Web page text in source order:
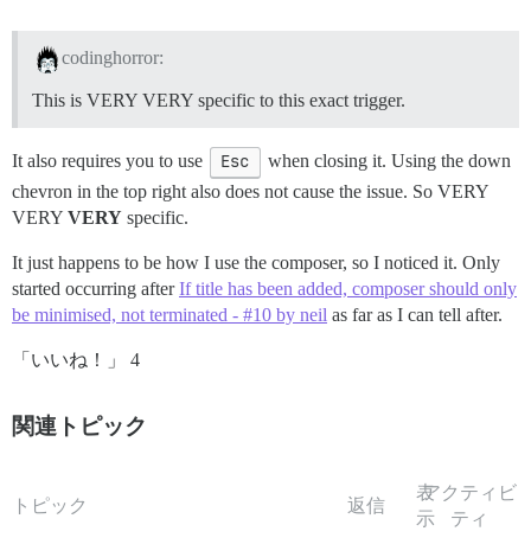
codinghorror:
This is VERY VERY specific to this exact trigger.
It also requires you to use Esc
when closing it. Using the down
chevron in the top right also does not cause the issue. So VERY
VERY VERY specific.
It just happens to be how I use the composer, so I noticed it. Only
started occurring afterIf title has been added, composer should only
be minimised, not terminated - #10 by neil as far as I can tell after.
「いいね！」 4
関連トピック
トピック 返信
表
示
アクティビ
ティ